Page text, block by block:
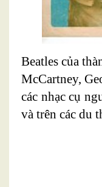
Beatles của
McCartney,
các nhạc cụ
và trên các du